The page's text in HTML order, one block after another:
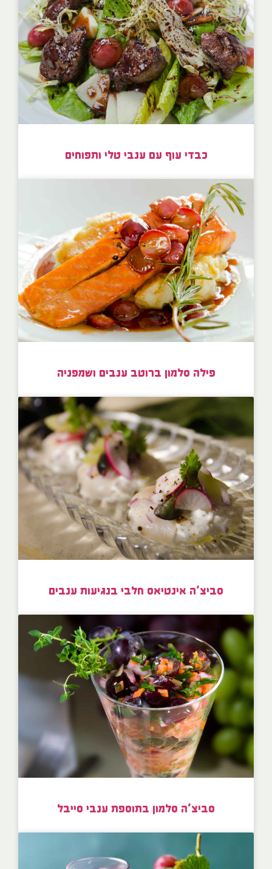
כבדי עוף עם ענבי טלי ותפוחים
פילה סלמון ברוטב ענבים ושמפניה
סביצ’ה אינטיאס חלבי בנגיעות ענבים
סביצ’ה סלמון בתוספת ענבי סייבל